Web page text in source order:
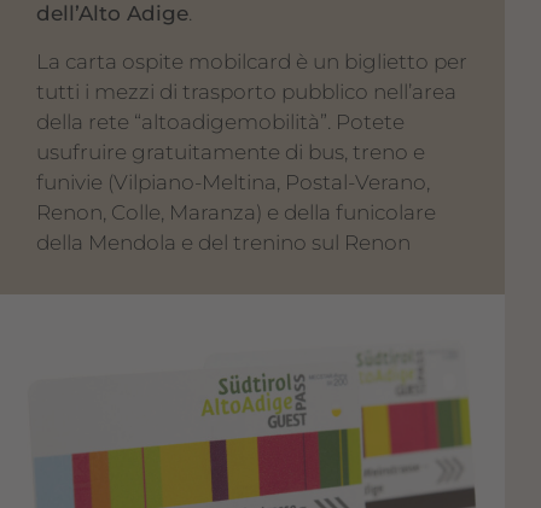
dell’Alto Adige.
La carta ospite mobilcard è un biglietto per
tutti i mezzi di trasporto pubblico nell’area
della rete “altoadigemobilità”. Potete
usufruire gratuitamente di bus, treno e
funivie (Vilpiano-Meltina, Postal-Verano,
Renon, Colle, Maranza) e della funicolare
della Mendola e del trenino sul Renon